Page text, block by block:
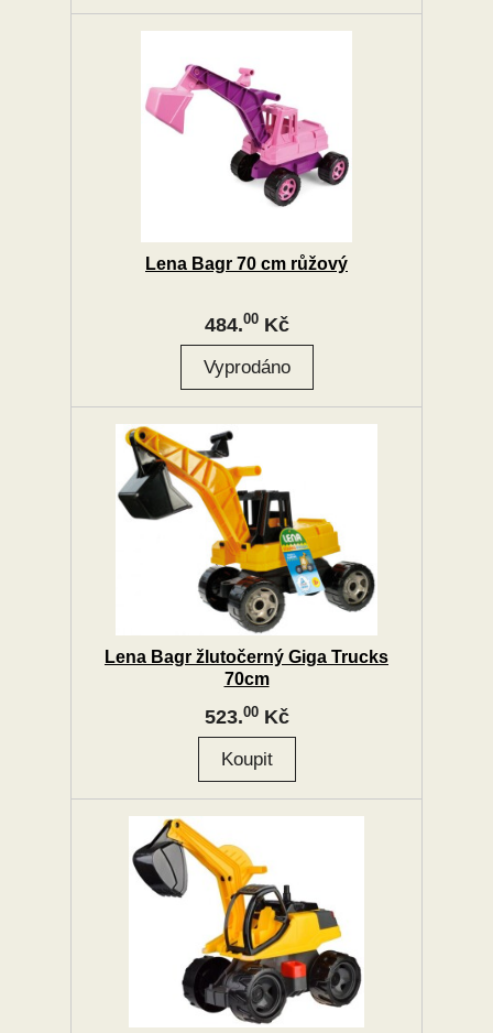
Lena Bagr 70 cm růžový
484.00Kč
Lena Bagr žlutočerný Giga Trucks
70cm
523.00Kč